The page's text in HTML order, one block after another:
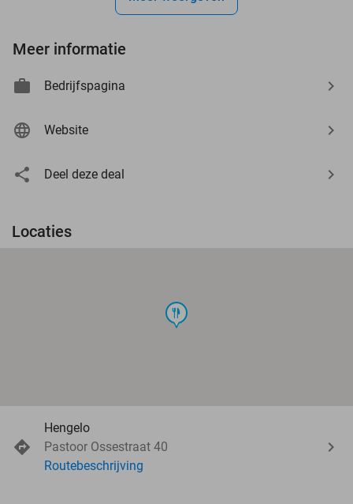
Meer informatie
Bedrijfspagina
Website
Deel deze deal
Locaties
food
Hengelo
Pastoor Ossestraat 40
Routebeschrijving